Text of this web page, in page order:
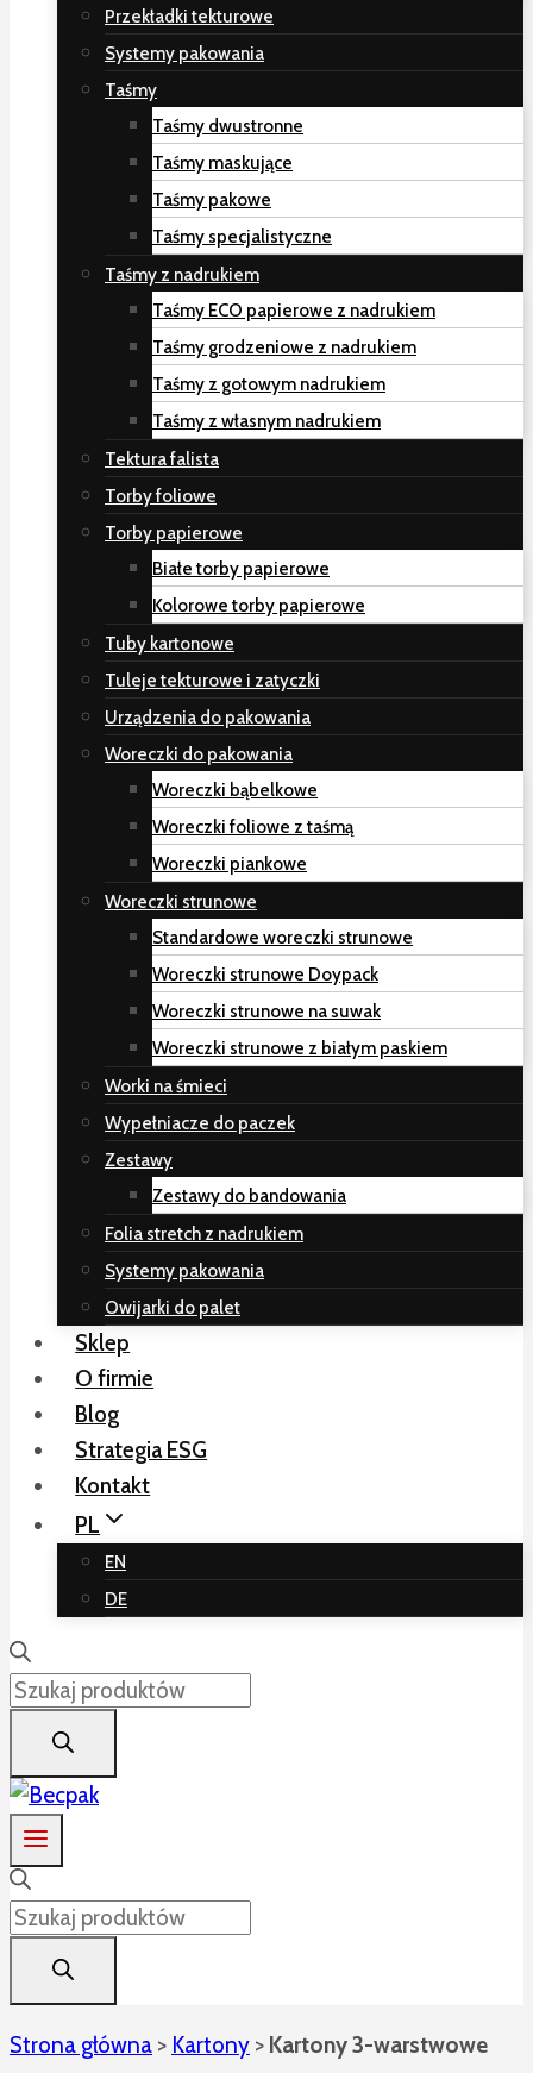
Przekładki tekturowe
Systemy pakowania
Taśmy
Taśmy dwustronne
Taśmy maskujące
Taśmy pakowe
Taśmy specjalistyczne
Taśmy z nadrukiem
Taśmy ECO papierowe z nadrukiem
Taśmy grodzeniowe z nadrukiem
Taśmy z gotowym nadrukiem
Taśmy z własnym nadrukiem
Tektura falista
Torby foliowe
Torby papierowe
Białe torby papierowe
Kolorowe torby papierowe
Tuby kartonowe
Tuleje tekturowe i zatyczki
Urządzenia do pakowania
Woreczki do pakowania
Woreczki bąbelkowe
Woreczki foliowe z taśmą
Woreczki piankowe
Woreczki strunowe
Standardowe woreczki strunowe
Woreczki strunowe Doypack
Woreczki strunowe na suwak
Woreczki strunowe z białym paskiem
Worki na śmieci
Wypełniacze do paczek
Zestawy
Zestawy do bandowania
Folia stretch z nadrukiem
Systemy pakowania
Owijarki do palet
Sklep
O firmie
Blog
Strategia ESG
Kontakt
PL
EN
DE
Wyszukiwarka
produktów
Wyszukiwarka
produktów
Strona główna > Kartony > Kartony 3-warstwowe